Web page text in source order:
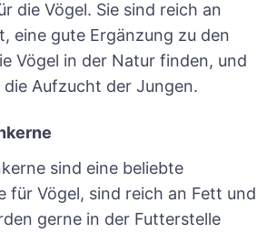
die Vögel. Sie sind reich an
eine gute Ergänzung zu den
Vögel in der Natur finden, und
Aufzucht der Jungen.
sind eine beliebte
für Vögel, sind reich an Fett und
gerne in der Futterstelle